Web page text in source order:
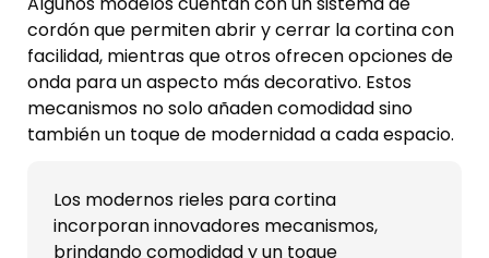
cordón que permiten abrir y cerrar la cortina con
facilidad, mientras que otros ofrecen opciones de
onda para un aspecto más decorativo. Estos
mecanismos no solo añaden comodidad sino
también un toque de modernidad a cada espacio.
Los modernos rieles para cortina
incorporan innovadores mecanismos,
brindando comodidad y un toque